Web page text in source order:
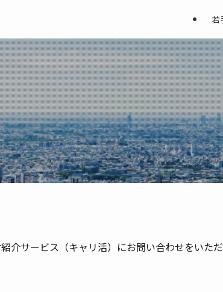
若
介サービス（キャリ活）にお問い合わせをいた